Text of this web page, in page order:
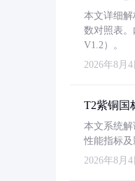
本文详细
数对照表
V1.2）。
2026年8月4
T2紫铜国
本文系统解
性能指标及
2026年8月4